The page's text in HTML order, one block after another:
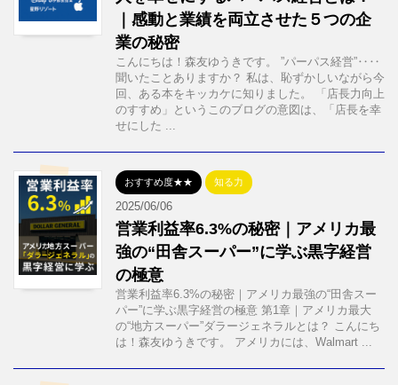
｜感動と業績を両立させた５つの企
業の秘密
こんにちは！森友ゆうきです。 ”パーパス経営”‥‥
聞いたことありますか？ 私は、恥ずかしいながら今
回、ある本をキッカケに知りました。 「店長力向上
のすすめ」というこのブログの意図は、「店長を幸
せにした ...
おすすめ度★★ 知る力
2025/06/06
営業利益率6.3%の秘密｜アメリカ最
強の“田舎スーパー”に学ぶ黒字経営
の極意
営業利益率6.3%の秘密｜アメリカ最強の“田舎スー
パー”に学ぶ黒字経営の極意 第1章｜アメリカ最大
の“地方スーパー”ダラージェネラルとは？ こんにち
は！森友ゆうきです。 アメリカには、Walmart ...